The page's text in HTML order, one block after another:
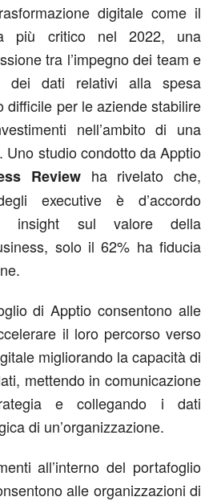
digitale come il
più critico nel 2022, una
tra l’impegno dei team e
dei dati relativi alla spesa
difficile per le aziende stabilire
nell’ambito di una
Uno studio condotto da Apptio
Review ha rivelato che,
executive è d’accordo
insight sul valore della
solo il 62% ha fiducia
di Apptio consentono alle
il loro percorso verso
migliorando la capacità di
mettendo in comunicazione
e collegando i dati
di un’organizzazione.
all’interno del portafoglio
alle organizzazioni di